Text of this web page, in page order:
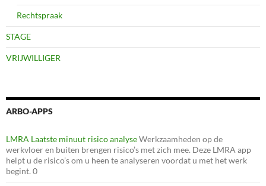
Rechtspraak
STAGE
VRIJWILLIGER
ARBO-APPS
LMRA Laatste minuut risico analyseWerkzaamheden op de
werkvloer en buiten brengen risico’s met zich mee. Deze LMRA app
helpt u de risico’s om u heen te analyseren voordat u met het werk
begint. 0